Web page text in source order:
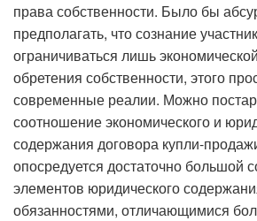
права собственности. Было бы
предполагать, что сознание
ограничиваться лишь
обретения собственности, этого
современные реалии. Можно
соотношение экономического и
содержания договора купли-
опосредуется достаточно большой
элементов юридического
обязанностями, отличающимися